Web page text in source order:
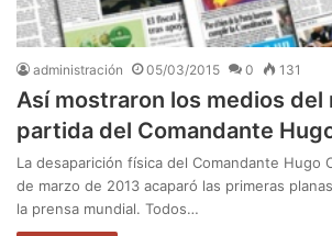
administración 05/03/2015 0 131
Así mostraron los medios del
partida del Comandante
La desaparición física del Comandante Hugo
de marzo de 2013 acaparó las primeras
la prensa mundial. Todos…